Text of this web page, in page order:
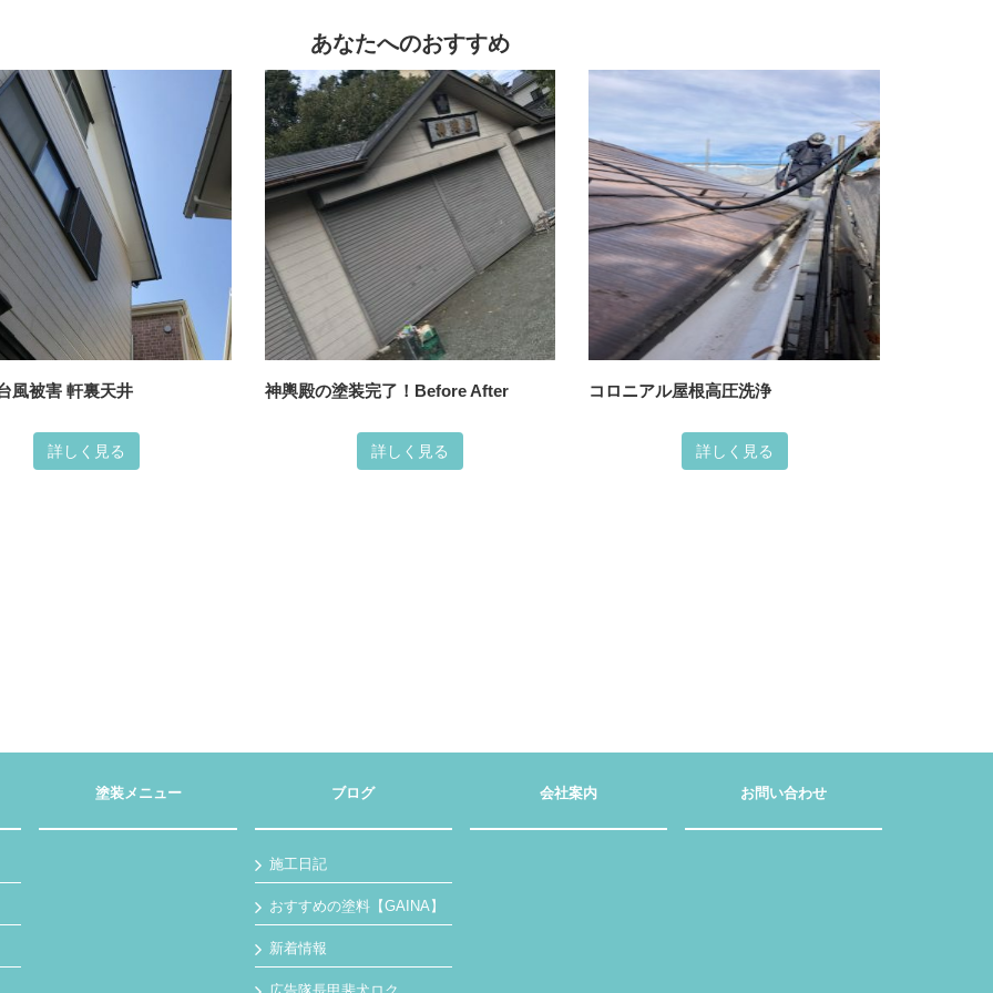
あなたへのおすすめ
風被害 軒裏天井
詳しく見る
神輿殿の塗装完了！Before After
詳しく見る
コロニアル屋根高圧洗浄
詳しく見る
塗装メニュー ブログ
施工日記
おすすめの塗料【GAINA】
新着情報
会社案内 お問い合わせ